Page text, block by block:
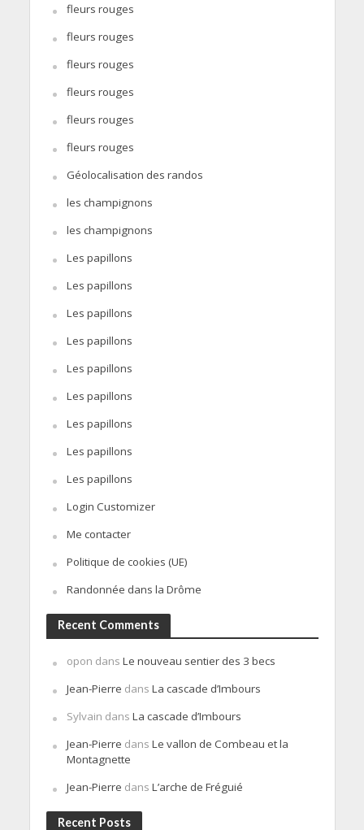
fleurs rouges
fleurs rouges
fleurs rouges
fleurs rouges
fleurs rouges
fleurs rouges
Géolocalisation des randos
les champignons
les champignons
Les papillons
Les papillons
Les papillons
Les papillons
Les papillons
Les papillons
Les papillons
Les papillons
Les papillons
Login Customizer
Me contacter
Politique de cookies (UE)
Randonnée dans la Drôme
Recent Comments
opon dans Le nouveau sentier des 3 becs
Jean-Pierre dans La cascade d’Imbours
Sylvain dans La cascade d’Imbours
Jean-Pierre dans Le vallon de Combeau et la
Montagnette
Jean-Pierre dans L’arche de Fréguié
Recent Posts